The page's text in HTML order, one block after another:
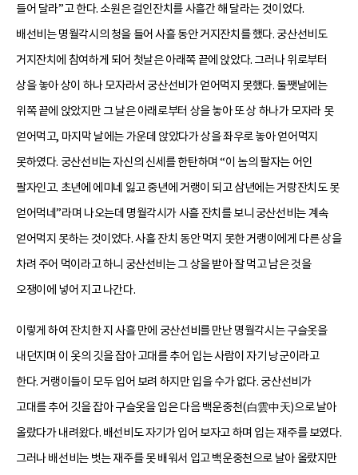
들어 달라”고 한다. 소원은 걸인잔치를 사흘간 해 달라는 것이었다.
배선비는 명월각시의 청을 들어 사흘 동안 거지잔치를 했다. 궁산선비도
거지잔치에 참여하게 되어 첫날은 아래쪽 끝에 앉았다. 그러나 위로부터
상을 놓아 상이 하나 모자라서 궁산선비가 얻어먹지 못했다. 둘쨋날에는
위쪽 끝에 앉았지만 그 날은 아래로부터 상을 놓아 또 상 하나가 모자라 못
얻어먹고, 마지막 날에는 가운데 앉았다가 상을 좌우로 놓아 얻어먹지
못하였다. 궁산선비는 자신의 신세를 한탄하며 “이 놈의 팔자는 어인
팔자인고. 초년에 에미네 잃고 중년에 거랭이 되고 삼년에는 거랑잔치도 못
얻어먹네”라며 나오는데 명월각시가 사흘 잔치를 보니 궁산선비는 계속
얻어먹지 못하는 것이었다. 사흘 잔치 동안 먹지 못한 거랭이에게 다른 상을
차려 주어 먹이라고 하니 궁산선비는 그 상을 받아 잘 먹고 남은 것을
오쟁이에 넣어 지고 나간다.
이렇게 하여 잔치한 지 사흘 만에 궁산선비를 만난 명월각시는 구슬옷을
내던지며 이 옷의 깃을 잡아 고대를 추어 입는 사람이 자기 낭군이라고
한다. 거랭이들이 모두 입어 보려 하지만 입을 수가 없다. 궁산선비가
고대를 추어 깃을 잡아 구슬옷을 입은 다음 백운중천(白雲中天)으로 날아
올랐다가 내려왔다. 배선비도 자기가 입어 보자고 하며 입는 재주를 보였다.
그러나 배선비는 벗는 재주를 못 배워서 입고 백운중천으로 날아 올랐지만